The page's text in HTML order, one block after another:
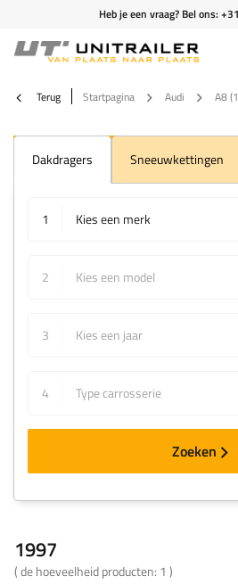
Heb je een vraag? Bel ons:
Terug Startpagina Audi A8
Dakdragers Sneeuwkettingen
1 Kies een merk
2 Kies een model
3 Kies een jaar
4 Type carrosserie
Zoeken
1997
( de hoeveelheid producten: 1 )